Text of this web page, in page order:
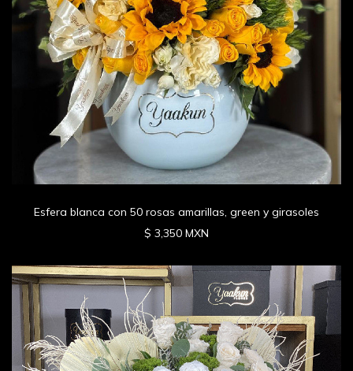
Esfera blanca con 50 rosas amarillas, green y girasoles
$ 3,350 MXN